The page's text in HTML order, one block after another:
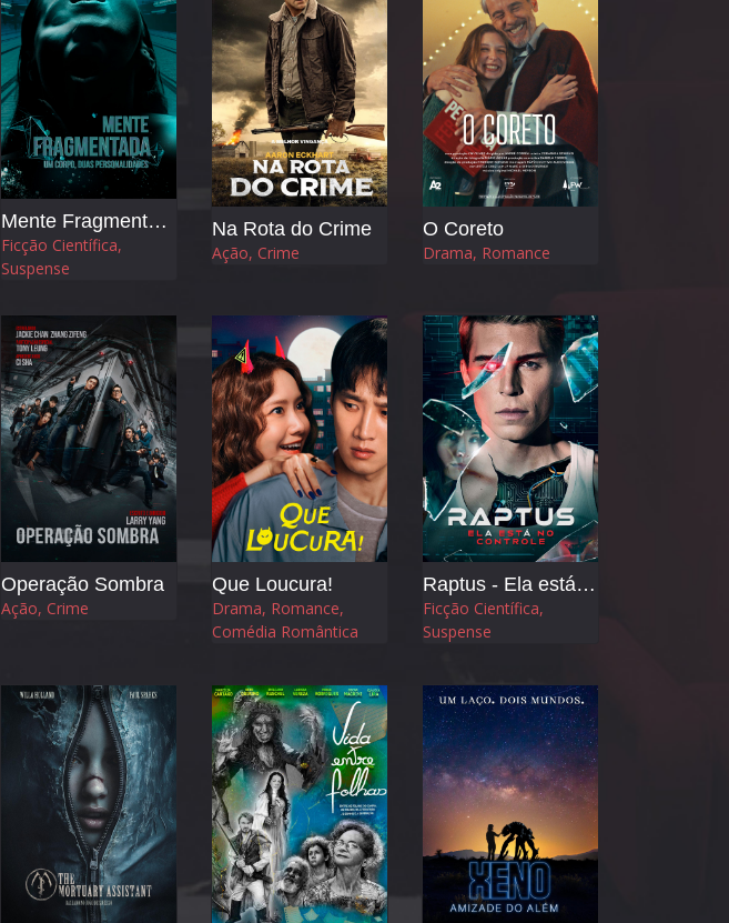
Mente Fragmentada
Ficção Científica,
Suspense
Na Rota do Crime
Ação, Crime
O Coreto
Drama, Romance
Operação Sombra
Ação, Crime
Que Loucura!
Drama, Romance,
Comédia Romântica
Raptus - Ela está no Controle
Ficção Científica,
Suspense